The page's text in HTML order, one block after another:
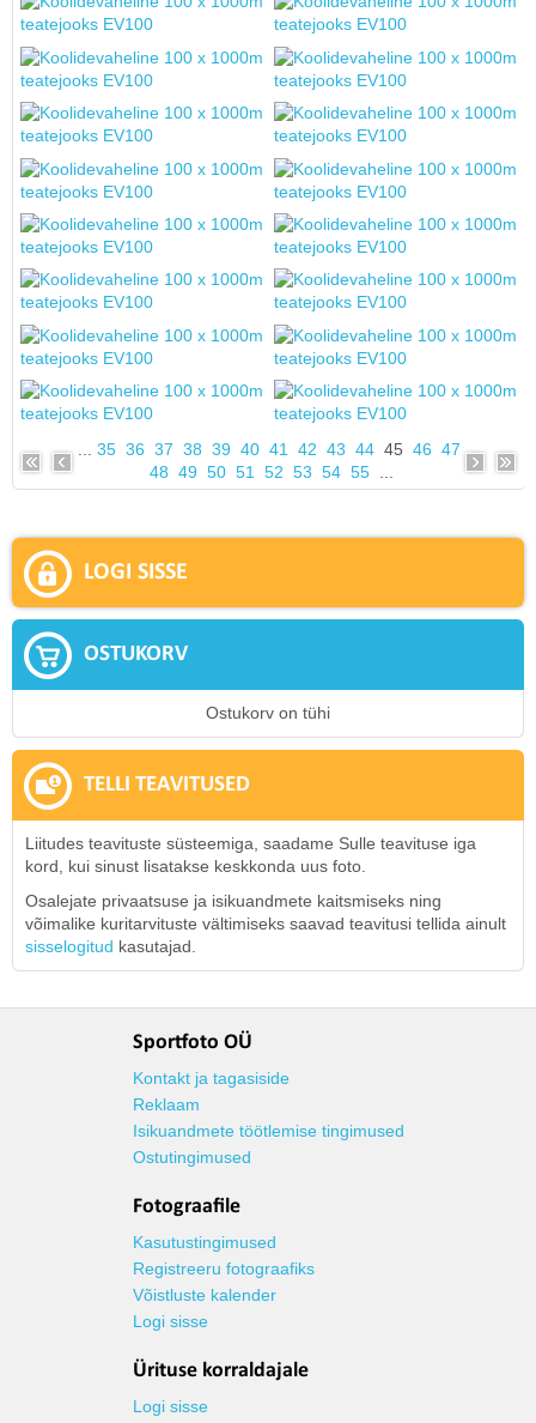
35 36 37 38 39 40 41 42 43 44 45 46 47
48 49 50 51 52 53 54 55...
LOGI SISSE
OSTUKORV
Ostukorv on tühi
TELLI TEAVITUSED
Liitudes teavituste süsteemiga, saadame Sulle teavituse iga
kord, kui sinust lisatakse keskkonda uus foto.
Osalejate privaatsuse ja isikuandmete kaitsmiseks ning
võimalike kuritarvituste vältimiseks saavad teavitusi tellida ainult
sisselogitud kasutajad.
Sportfoto OÜ
Kontakt ja tagasiside
Reklaam
Isikuandmete töötlemise tingimused
Ostutingimused
Fotograafile
Kasutustingimused
Registreeru fotograafiks
Võistluste kalender
Logi sisse
Ürituse korraldajale
Logi sisse